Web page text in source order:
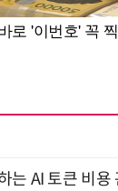
는 AI 토큰 비